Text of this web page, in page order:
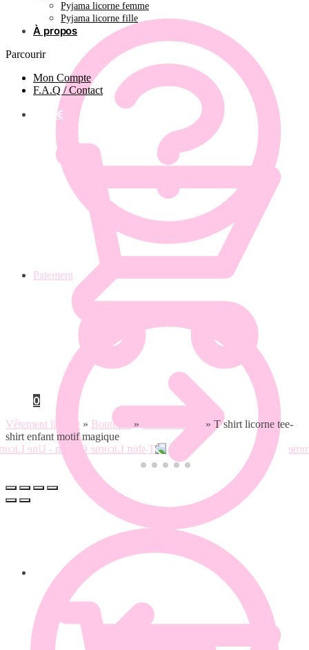
Paiement
€
Pyjama licorne femme
Pyjama licorne fille
À propos
Parcourir
Mon Compte
F.A.Q / Contact
€
0
Vêtement licorne » Boutique » » T shirt licorne tee-
shirt enfant motif magique